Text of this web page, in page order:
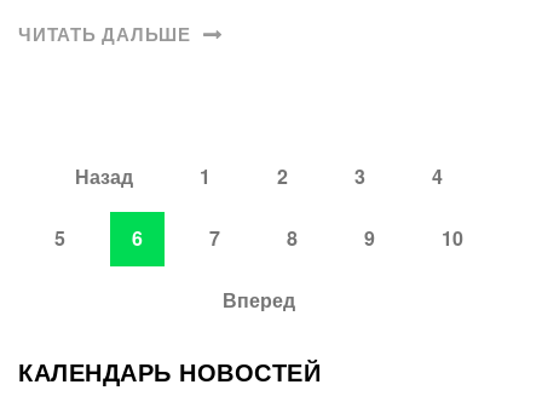
ЧИТАТЬ ДАЛЬШЕ
Назад 1 2 3 4
5 6 7 8 9 10
Вперед
КАЛЕНДАРЬ НОВОСТЕЙ